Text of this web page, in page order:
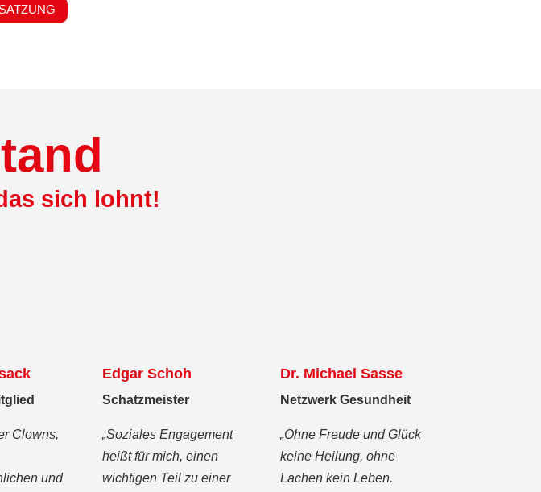
sich lohnt!
Clowns,
und
Edgar Schoh
Schatzmeister
„Soziales Engagement
heißt für mich, einen
wichtigen Teil zu einer
Dr. Michael Sasse
Netzwerk Gesundheit
„Ohne Freude und Glück
keine Heilung, ohne
Lachen kein Leben.